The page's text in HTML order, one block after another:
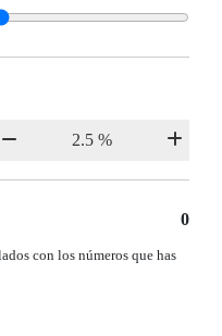
0
con los números que has